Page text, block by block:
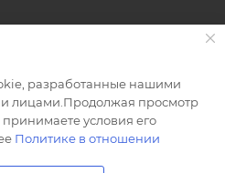
разработанные нашими
лицами.Продолжая просмотр
условия его
Политике в отношении